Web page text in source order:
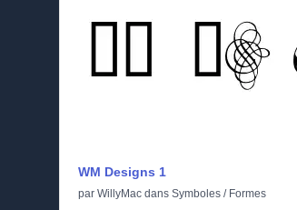
WM Designs 1
par WillyMac dans Symboles / Formes